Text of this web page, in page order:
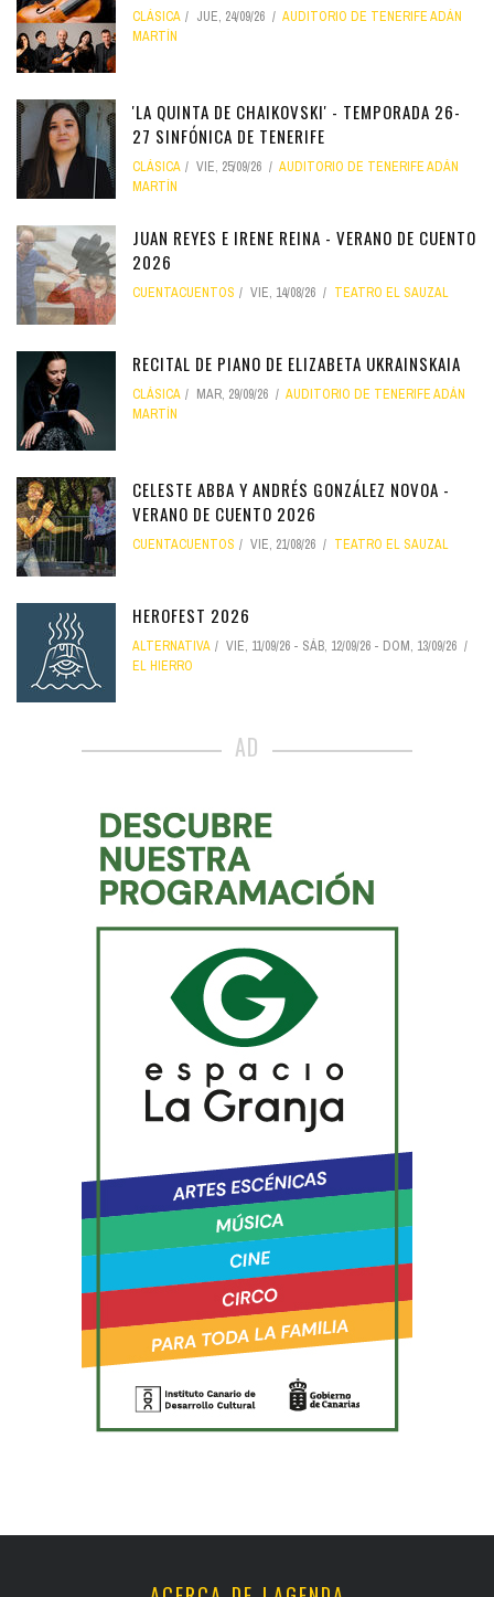
CLÁSICA JUE, 24/09/26
AUDITORIO DE TENERIFE ADÁN
MARTÍN
'LA QUINTA DE CHAIKOVSKI' - TEMPORADA 26-
27 SINFÓNICA DE TENERIFE
CLÁSICA VIE, 25/09/26
AUDITORIO DE TENERIFE ADÁN
MARTÍN
JUAN REYES E IRENE REINA - VERANO DE CUENTO
2026
CUENTACUENTOS VIE, 14/08/26 TEATRO EL SAUZAL
RECITAL DE PIANO DE ELIZABETA UKRAINSKAIA
CLÁSICA MAR, 29/09/26
AUDITORIO DE TENERIFE ADÁN
MARTÍN
CELESTE ABBA Y ANDRÉS GONZÁLEZ NOVOA -
VERANO DE CUENTO 2026
CUENTACUENTOS VIE, 21/08/26 TEATRO EL SAUZAL
HEROFEST 2026
ALTERNATIVA VIE, 11/09/26 - SÁB, 12/09/26 - DOM, 13/09/26
EL HIERRO
AD